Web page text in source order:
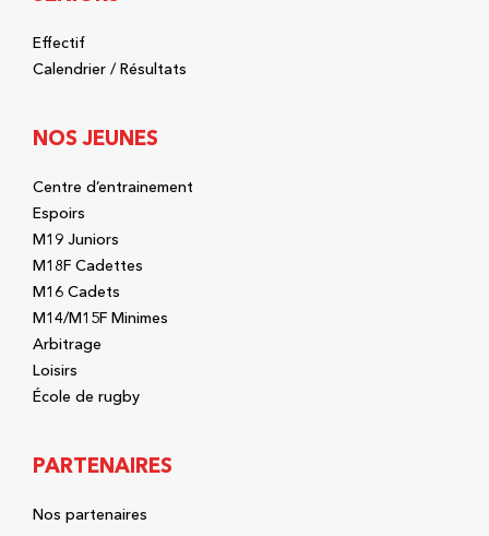
Effectif
Calendrier / Résultats
NOS JEUNES
Centre d’entrainement
Espoirs
M19 Juniors
M18F Cadettes
M16 Cadets
M14/M15F Minimes
Arbitrage
Loisirs
École de rugby
PARTENAIRES
Nos partenaires